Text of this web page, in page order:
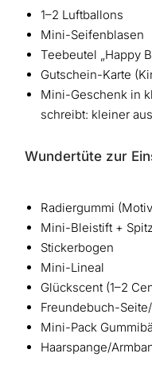
1–2 Luftballons
Mini-Seifenblasen
Teebeutel „Happy
Gutschein-Karte
Mini-Geschenk in
schreibt: kleiner
Wundertüte zur
Radiergummi
Mini-Bleistift +
Stickerbogen
Mini-Lineal
Glückscent (1–2
Freundebuch-
Mini-Pack
Haarspange/